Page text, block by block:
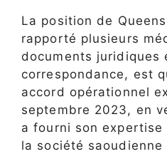
La position de
rapporté plusieurs
documents juridiques
correspondance, est
accord opérationnel
septembre 2023, en
a fourni son expertise
la société